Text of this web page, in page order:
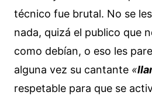
técnico fue brutal. No se
nada, quizá el publico que
como debían, o eso les
alguna vez su cantante «
respetable para que se